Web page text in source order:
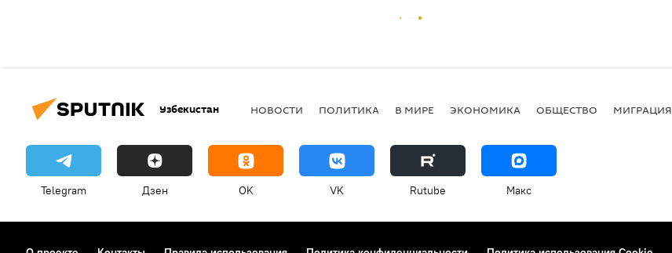
Узбекистан НОВОСТИ ПОЛИТИКА В МИРЕ ЭКОНОМИКА ОБЩЕСТВО МИГРАЦИЯ
Telegram Дзен OK VK Rutube Макс